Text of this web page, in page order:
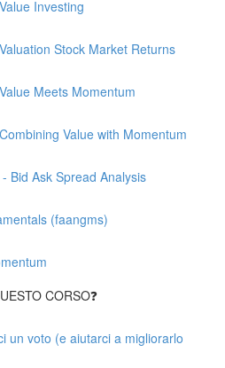
Investing
Stock Market Returns
Meets Momentum
Value with Momentum
Bid Ask Spread Analysis
(faangms)
CORSO❓
un voto (e aiutarci a migliorarlo